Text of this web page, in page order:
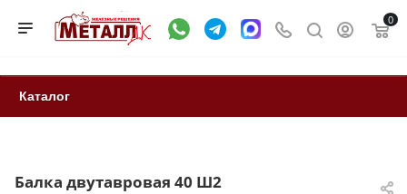
0
Каталог
Балка двутавровая 40 Ш2